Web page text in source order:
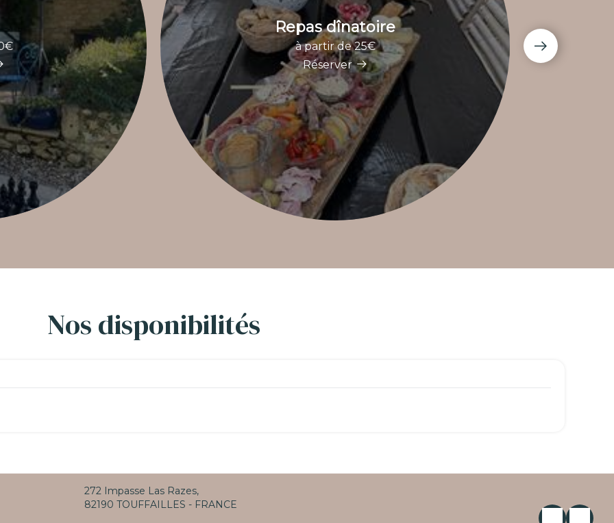
Repas dînatoire
à partir de 25€
Réserver
Nos disponibilités
272 Impasse Las Razes,
82190 TOUFFAILLES - FRANCE